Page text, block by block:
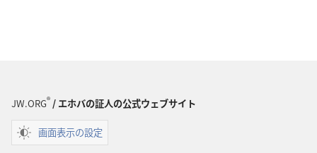
JW.ORG®/ エホバの証人の公式ウェブサイト
画面表示の設定